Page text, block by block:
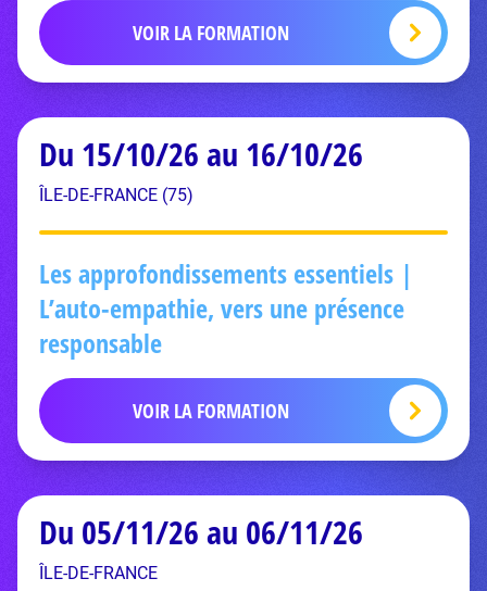
VOIR LA FORMATION
Du 15/10/26 au 16/10/26
ÎLE-DE-FRANCE (75)
Les approfondissements essentiels |
L’auto-empathie, vers une présence
responsable
VOIR LA FORMATION
Du 05/11/26 au 06/11/26
ÎLE-DE-FRANCE